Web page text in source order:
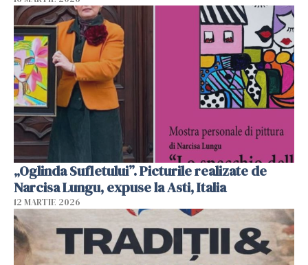
„Oglinda Sufletului”. Picturile realizate de
Narcisa Lungu, expuse la Asti, Italia
12 MARTIE 2026